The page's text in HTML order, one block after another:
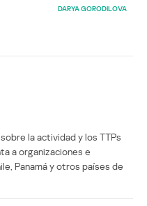
DARYA GORODILOVA
la actividad y los TTPs
a organizaciones e
Panamá y otros países de